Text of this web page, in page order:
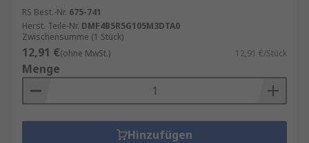
RS Best.-Nr. 675-741
Herst. Teile-Nr. DMF4B5R5G105M3DTA0
Zwischensumme (1 Stück)
12,91 €(ohne MwSt.) 12,91 €/Stück
Menge
Hinzufügen